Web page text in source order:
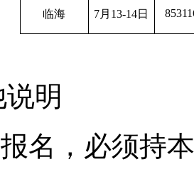
临海 7月13-14日
明
名，必须持